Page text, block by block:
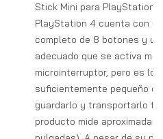
Stick Mini para PlayStation
PlayStation 4 cuenta con
completo de 8 botones y
adecuado que se activa
microinterruptor, pero es lo
suficientemente pequeño
guardarlo y transportarlo
producto mide